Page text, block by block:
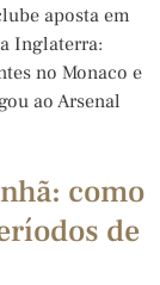
aposta em
Inglaterra:
no Monaco e
ao Arsenal
como
de